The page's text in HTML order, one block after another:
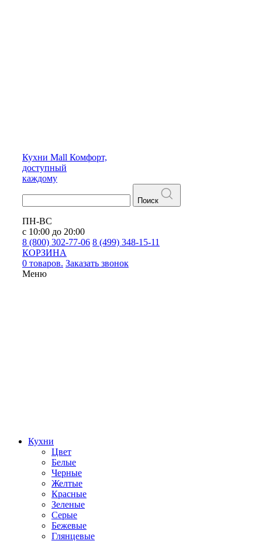
Кухни Mall Комфорт,
доступный
каждому
Поиск
ПН-ВС
с 10:00 до 20:00
8 (800) 302-77-06 8 (499) 348-15-11
КОРЗИНА
0 товаров. Заказать звонок
Меню
Кухни
Цвет
Белые
Черные
Желтые
Красные
Зеленые
Серые
Бежевые
Глянцевые